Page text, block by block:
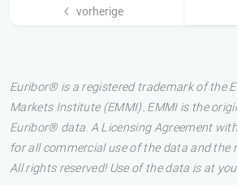
vorherige
Euribor® is a registered trademark of the
Markets Institute (EMMI). EMMI is the
Euribor® data. A Licensing Agreement
for all commercial use of the data and the
All rights reserved! Use of the data is at